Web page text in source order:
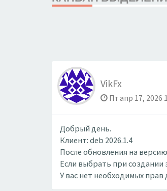
VikFx
Пт апр 17, 2026
Добрый день.
Клиент: deb 2026.1.4
После обновления на
Если выбрать при
У вас нет необходимых